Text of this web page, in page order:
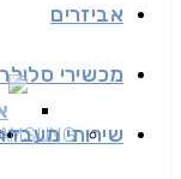
אביזרים
מכשירי סלולר
שירותי